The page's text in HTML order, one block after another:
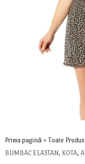
Prima pagină » Toate
BUMBAC ELASTAN, KOTA,